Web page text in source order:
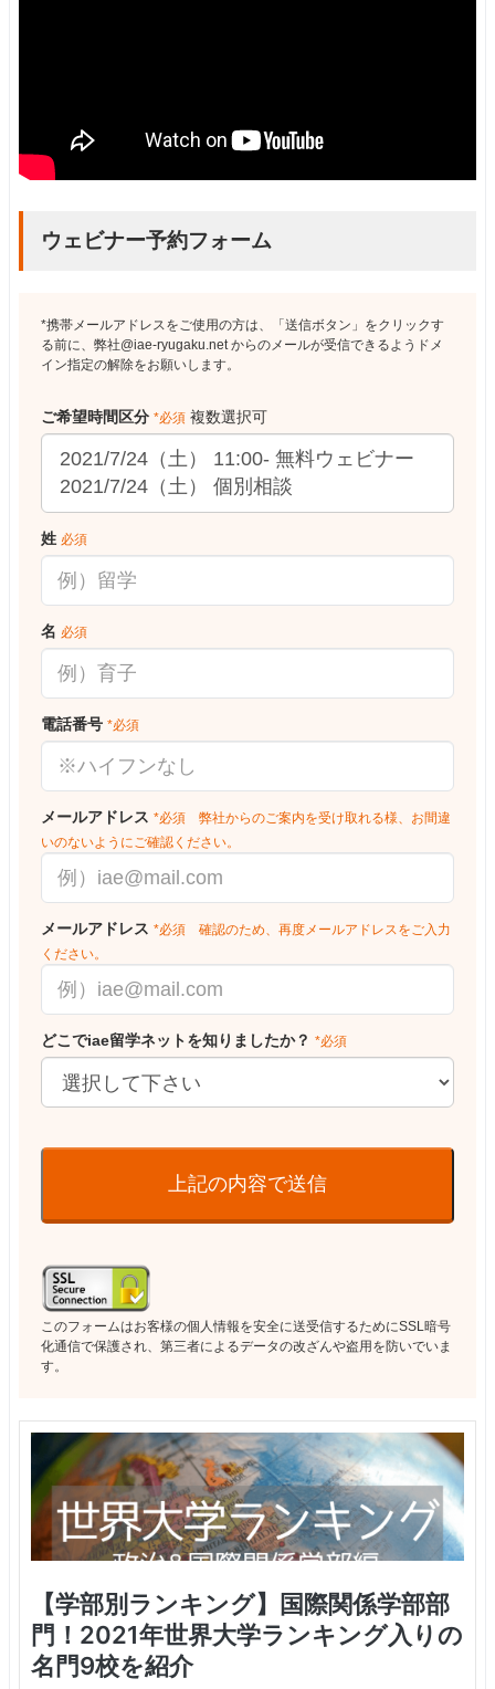
ウェビナー予約フォーム
*携帯メールアドレスをご使用の方は、「送信ボタン」をクリックす
る前に、弊社@iae-ryugaku.net からのメールが受信できるようドメ
イン指定の解除をお願いします。
ご希望時間区分 *必須 複数選択可
姓 必須
名 必須
電話番号 *必須
メールアドレス *必須 弊社からのご案内を受け取れる様、お間違
いのないようにご確認ください。
メールアドレス *必須 確認のため、再度メールアドレスをご入力
ください。
どこでiae留学ネットを知りましたか？ *必須
上記の内容で送信
このフォームはお客様の個人情報を安全に送受信するためにSSL暗号
化通信で保護され、第三者によるデータの改ざんや盗用を防いでいま
す。